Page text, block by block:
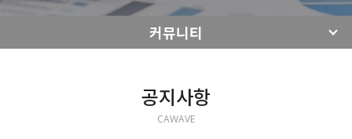
커뮤니티
공지사항
CAWAVE